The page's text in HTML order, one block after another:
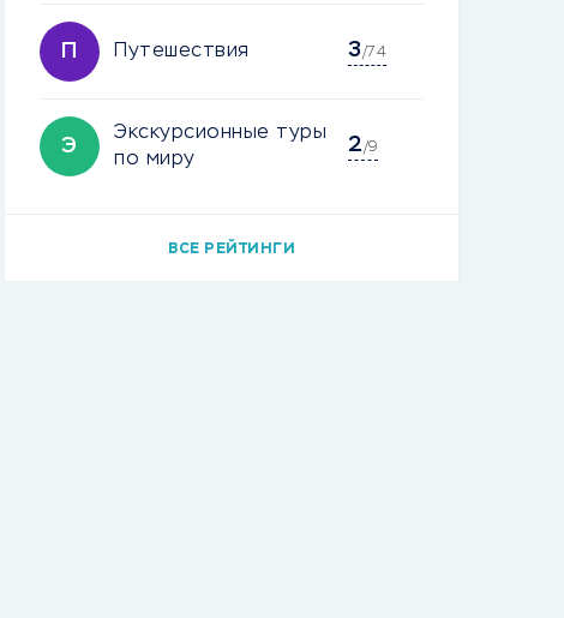
П Путешествия 3/74
Э
Экскурсионные туры
по миру
2/9
ВСЕ РЕЙТИНГИ